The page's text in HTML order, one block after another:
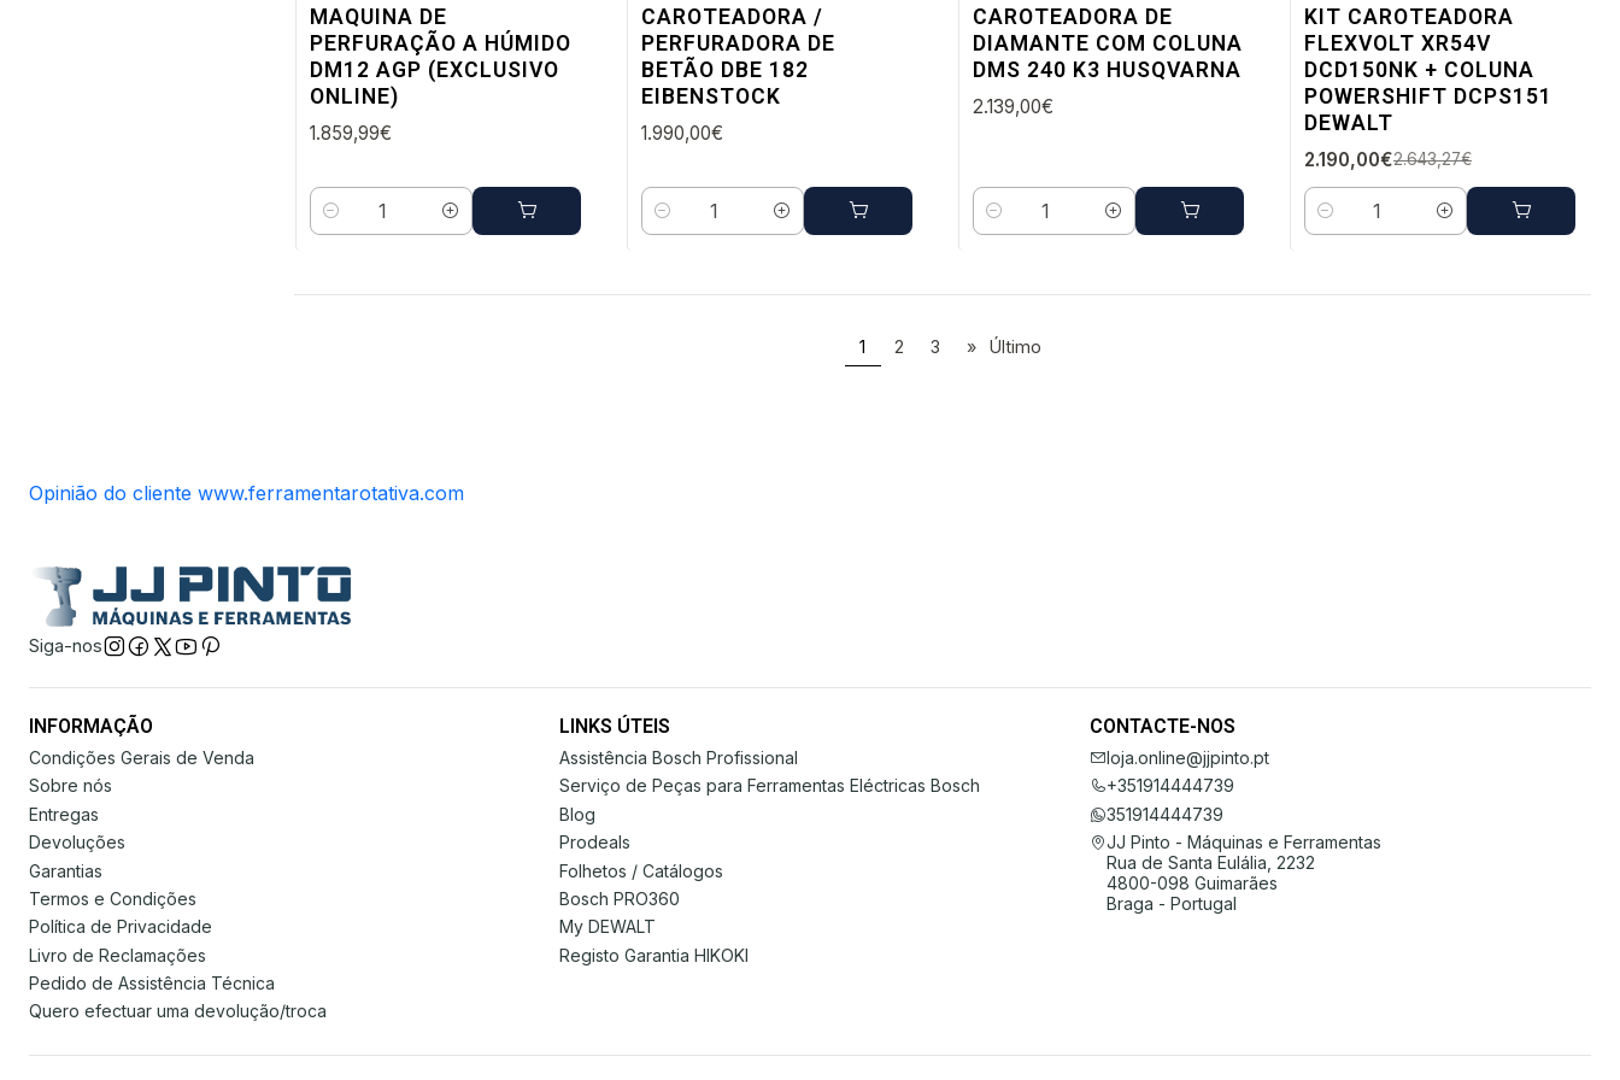
MAQUINA DE
PERFURAÇÃO A HÚMIDO
DM12 AGP (EXCLUSIVO
ONLINE)
1.859,99€
Quantidade
CAROTEADORA /
PERFURADORA DE
BETÃO DBE 182
EIBENSTOCK
1.990,00€
Quantidade
CAROTEADORA DE
DIAMANTE COM COLUNA
DMS 240 K3 HUSQVARNA
2.139,00€
Quantidade
DESC.
Envio em 5 a 10 dias úteis
KIT CAROTEADORA
FLEXVOLT XR54V
DCD150NK + COLUNA
POWERSHIFT DCPS151
DEWALT
2.190,00€2.643,27€
Quantidade
1 2 3 » Último
Opinião do cliente www.ferramentarotativa.com
Siga-nos
INFORMAÇÃO
Condições Gerais de Venda
Sobre nós
Entregas
Devoluções
Garantias
Termos e Condições
Política de Privacidade
Livro de Reclamações
Pedido de Assistência Técnica
Quero efectuar uma devolução/troca
LINKS ÚTEIS
Assistência Bosch Profissional
Serviço de Peças para Ferramentas Eléctricas Bosch
Blog
Prodeals
Folhetos / Catálogos
Bosch PRO360
My DEWALT
Registo Garantia HIKOKI
CONTACTE-NOS
loja.online@jjpinto.pt
+351914444739
351914444739
JJ Pinto - Máquinas e Ferramentas
Rua de Santa Eulália, 2232
4800-098 Guimarães
Braga - Portugal